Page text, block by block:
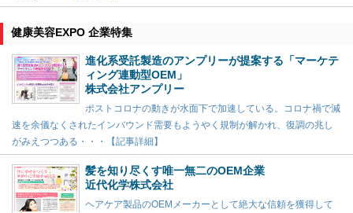
健康美容EXPO 企業特集
進化系受託製造のアンプリーが提案する「マーケテ
ィング連動型OEM」
株式会社アンプリー
ポストコロナの動きが水面下で加速している。コロナ禍で減
速を余儀なくされたインバウンド需要もようやく規制が解かれ、復調の兆し
がみえつつある・・・【記事詳細】
髪を知り尽くす唯一無二のOEM企業
近代化学株式会社
ヘアケア製品のOEMメーカーとして絶大な信頼を獲得して